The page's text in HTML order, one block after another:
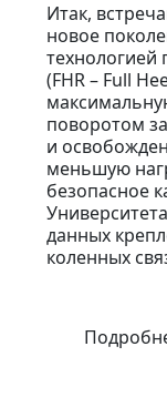
Итак,
новое
технологией
(FHR – Full
поворотом
и
меньшую
безопасное
данных
коленных